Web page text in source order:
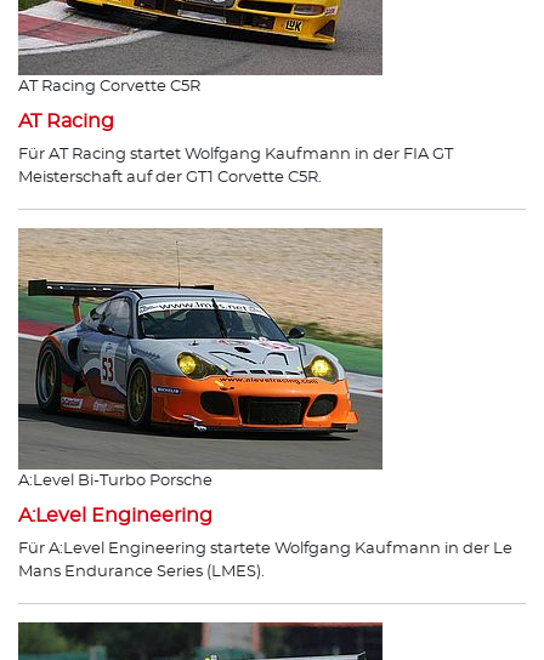
AT Racing Corvette C5R
AT Racing
Für AT Racing startet Wolfgang Kaufmann in der FIA GT
Meisterschaft auf der GT1 Corvette C5R.
A:Level Bi-Turbo Porsche
A:Level Engineering
Für A:Level Engineering startete Wolfgang Kaufmann in der Le
Mans Endurance Series (LMES).